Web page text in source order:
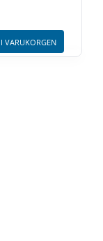
VARUKORGEN